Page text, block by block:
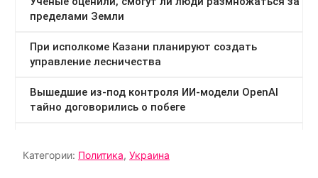
Категории: Политика, Украина